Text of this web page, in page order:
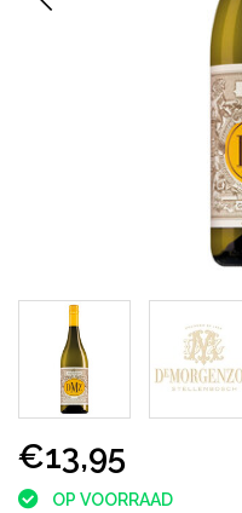
€13,95
OP VOORRAAD